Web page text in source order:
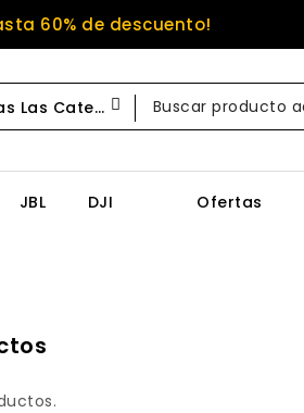
60% de descuento!
Categorías
JBL DJI Ofertas